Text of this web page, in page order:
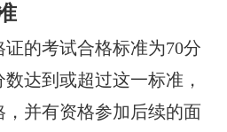
证的考试合格标准为70分
达到或超过这一标准，
并有资格参加后续的面